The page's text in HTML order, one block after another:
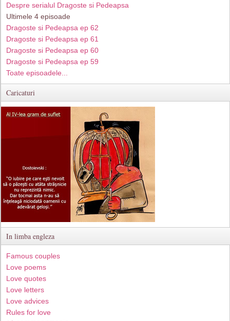
Despre serialul Dragoste si Pedeapsa
Ultimele 4 episoade
Dragoste si Pedeapsa ep 62
Dragoste si Pedeapsa ep 61
Dragoste si Pedeapsa ep 60
Dragoste si Pedeapsa ep 59
Toate episoadele...
Caricaturi
In limba engleza
Famous couples
Love poems
Love quotes
Love letters
Love advices
Rules for love